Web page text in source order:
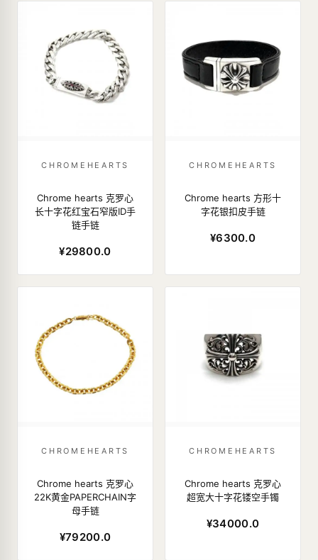
CHROMEHEARTS
Chrome hearts 克罗心
长十字花红宝石窄版ID手
链手链
¥29800.0
CHROMEHEARTS
Chrome hearts 方形十
字花银扣皮手链
¥6300.0
CHROMEHEARTS
Chrome hearts 克罗心
22K黄金PAPERCHAIN字
母手链
¥79200.0
CHROMEHEARTS
Chrome hearts 克罗心
超宽大十字花镂空手镯
¥34000.0